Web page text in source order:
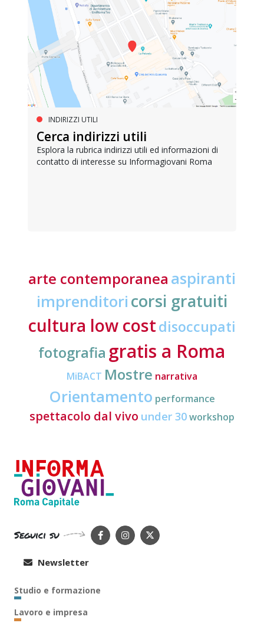
INDIRIZZI UTILI
Cerca indirizzi utili
Esplora la rubrica indirizzi utili ed informazioni di
contatto di interesse su Informagiovani Roma
arte contemporanea aspiranti
imprenditori corsi gratuiti
cultura low costdisoccupati
fotografia gratis a Roma
MiBACT Mostre narrativa
Orientamento performance
spettacolo dal vivo under 30workshop
Seguici su
Newsletter
Studio e formazione
Lavoro e impresa